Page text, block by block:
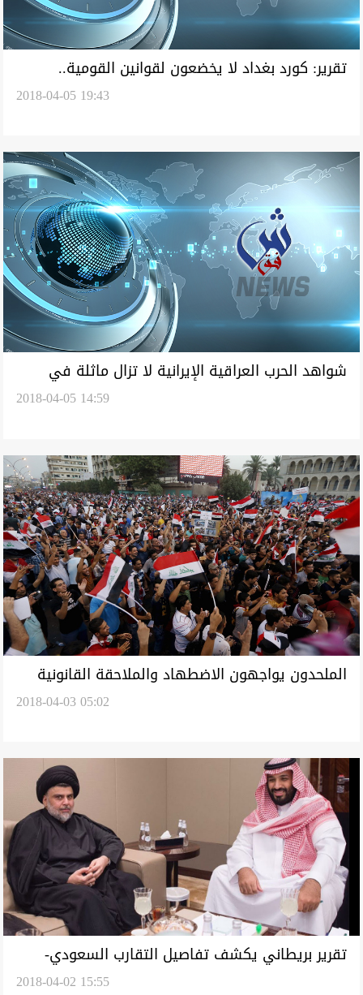
تقرير: كورد بغداد لا يخضعون لقوانين القومية..
2018-04-05 19:43
شواهد الحرب العراقية الإيرانية لا تزال ماثلة في
2018-04-05 14:59
الملحدون يواجهون الاضطهاد والملاحقة القانونية
2018-04-03 05:02
تقرير بريطاني يكشف تفاصيل التقارب السعودي-
2018-04-02 15:55